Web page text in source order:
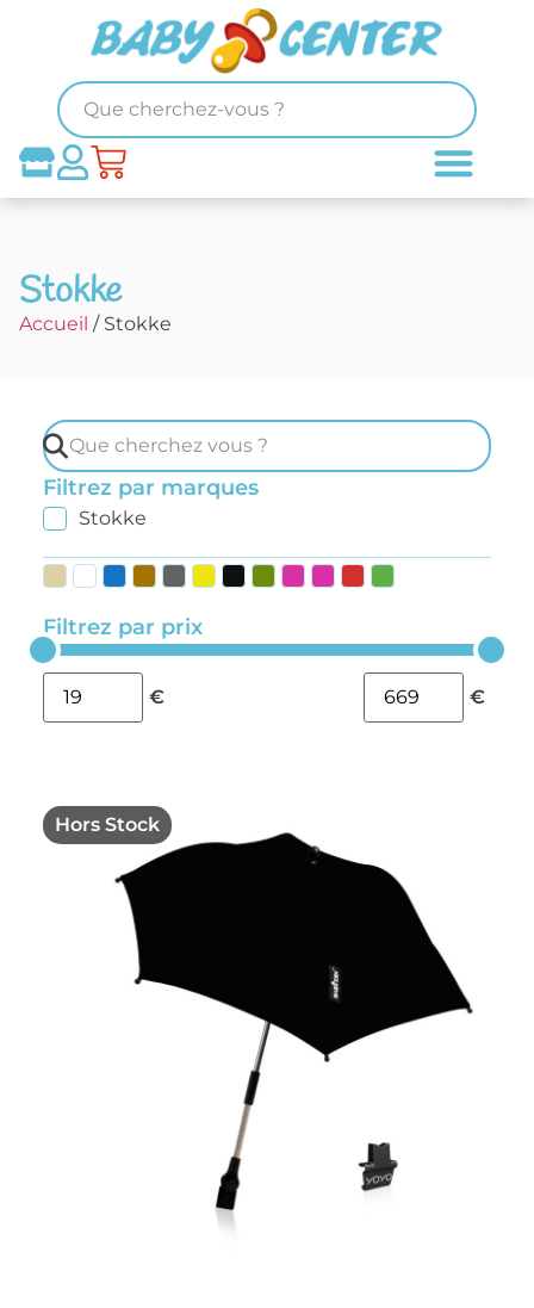
Stokke
Accueil / Stokke
Filtrez par marques
Stokke
Filtrez par prix
€ €
Hors Stock